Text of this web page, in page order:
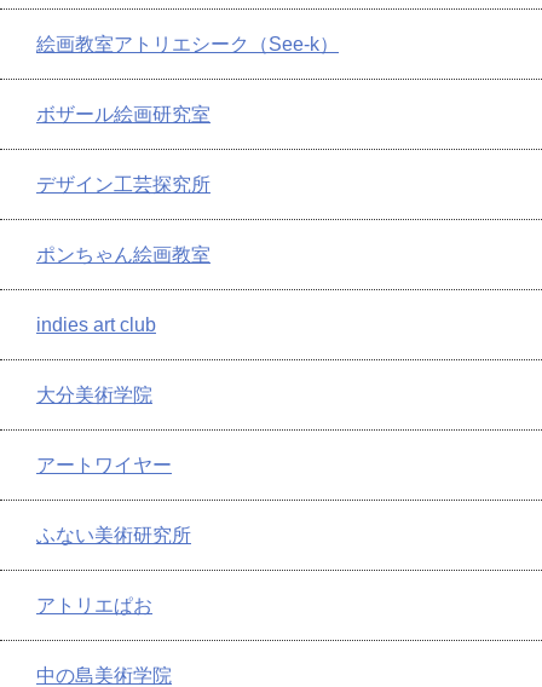
絵画教室アトリエシーク（See-k）
ボザール絵画研究室
デザイン工芸探究所
ポンちゃん絵画教室
indies art club
大分美術学院
アートワイヤー
ふない美術研究所
アトリエぱお
中の島美術学院